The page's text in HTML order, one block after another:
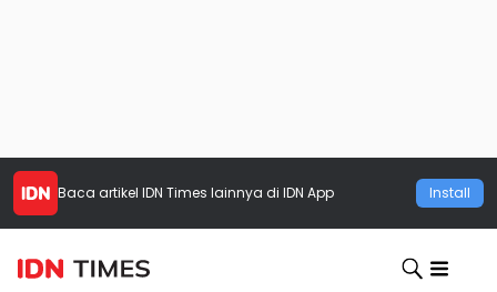
Baca artikel IDN Times lainnya di IDN App Install